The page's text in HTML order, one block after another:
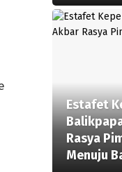
Estafet
Rasya
Menuju